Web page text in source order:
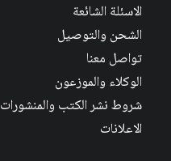
الاسئلة الشائعة
الشحن والتوصيل
تواصل معنا
الوكلاء والموزعون
شروط نشر الكتب والمنشورات
الاعلانات